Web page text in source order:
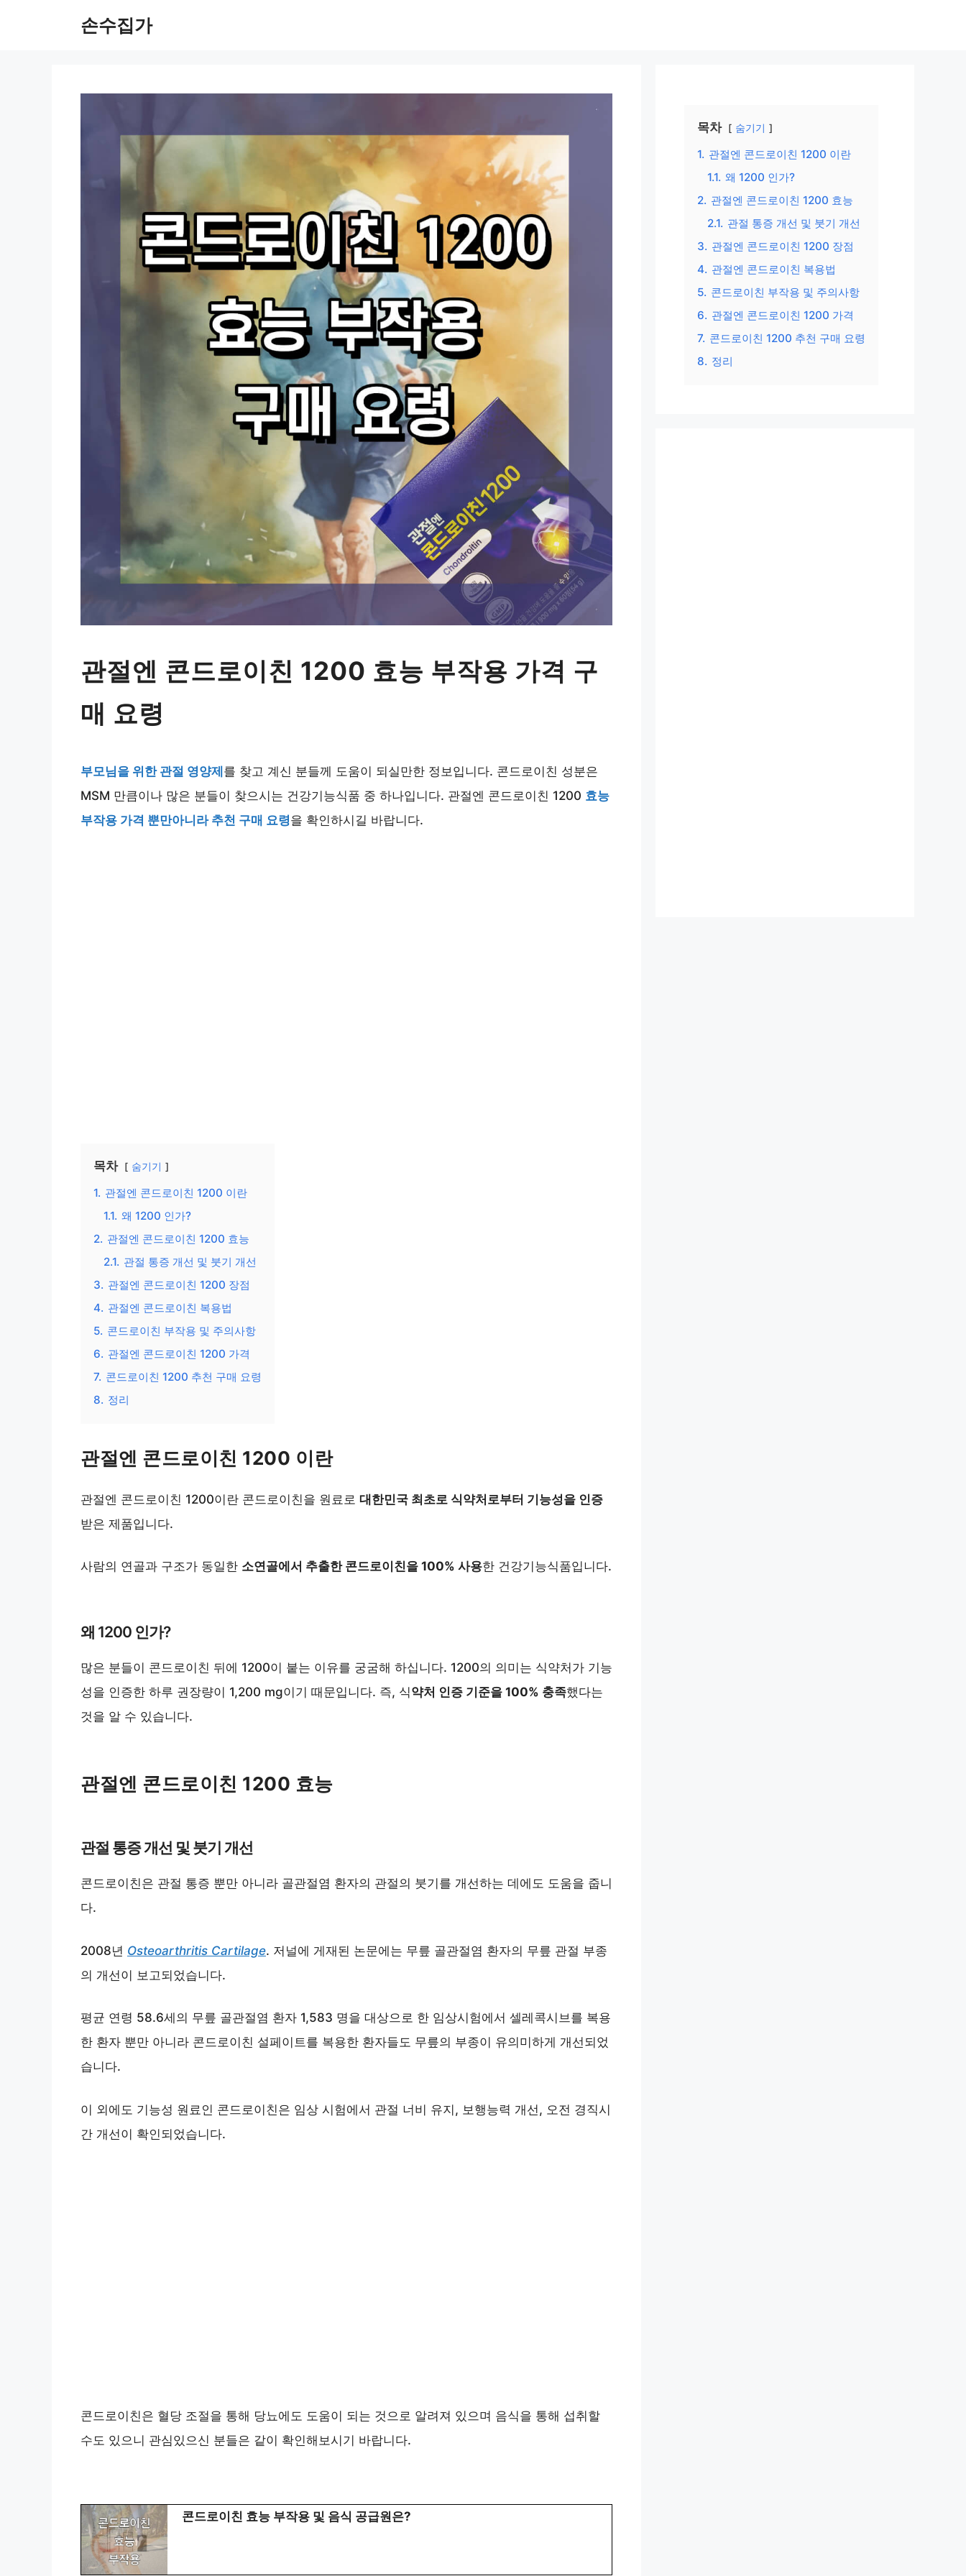
손수집가
관절엔 콘드로이친 1200 효능 부작용 가격 구
매 요령
부모님을 위한 관절 영양제 를 찾고 계신 분들께 도움이 되실만한 정보입니다. 콘드로이친 성분은
MSM 만큼이나 많은 분들이 찾으시는 건강기능식품 중 하나입니다. 관절엔 콘드로이친 1200 효능
부작용 가격 뿐만아니라 추천 구매 요령을 확인하시길 바랍니다.
목차 숨기기
1. 관절엔 콘드로이친 1200 이란
1.1. 왜 1200 인가?
2. 관절엔 콘드로이친 1200 효능
2.1. 관절 통증 개선 및 붓기 개선
3. 관절엔 콘드로이친 1200 장점
4. 관절엔 콘드로이친 복용법
5. 콘드로이친 부작용 및 주의사항
6. 관절엔 콘드로이친 1200 가격
7. 콘드로이친 1200 추천 구매 요령
8. 정리
관절엔 콘드로이친 1200 이란
관절엔 콘드로이친 1200이란 콘드로이친을 원료로 대한민국 최초로 식약처로부터 기능성을 인증
받은 제품입니다.
사람의 연골과 구조가 동일한 소연골에서 추출한 콘드로이친을 100% 사용한 건강기능식품입니다.
왜 1200 인가?
많은 분들이 콘드로이친 뒤에 1200이 붙는 이유를 궁굼해 하십니다. 1200의 의미는 식약처가 기능
성을 인증한 하루 권장량이 1,200 mg이기 때문입니다. 즉, 식약처 인증 기준을 100% 충족했다는
것을 알 수 있습니다.
관절엔 콘드로이친 1200 효능
관절 통증 개선 및 붓기 개선
콘드로이친은 관절 통증 뿐만 아니라 골관절염 환자의 관절의 붓기를 개선하는 데에도 도움을 줍니
다.
2008년 Osteoarthritis Cartilage. 저널에 게재된 논문에는 무릎 골관절염 환자의 무릎 관절 부종
의 개선이 보고되었습니다.
평균 연령 58.6세의 무릎 골관절염 환자 1,583 명을 대상으로 한 임상시험에서 셀레콕시브를 복용
한 환자 뿐만 아니라 콘드로이친 설페이트를 복용한 환자들도 무릎의 부종이 유의미하게 개선되었
습니다.
이 외에도 기능성 원료인 콘드로이친은 임상 시험에서 관절 너비 유지, 보행능력 개선, 오전 경직시
간 개선이 확인되었습니다.
콘드로이친은 혈당 조절을 통해 당뇨에도 도움이 되는 것으로 알려져 있으며 음식을 통해 섭취할
수도 있으니 관심있으신 분들은 같이 확인해보시기 바랍니다.
콘드로이친 효능 부작용 및 음식 공급원은?
목차 숨기기
1. 관절엔 콘드로이친 1200 이란
1.1. 왜 1200 인가?
2. 관절엔 콘드로이친 1200 효능
2.1. 관절 통증 개선 및 붓기 개선
3. 관절엔 콘드로이친 1200 장점
4. 관절엔 콘드로이친 복용법
5. 콘드로이친 부작용 및 주의사항
6. 관절엔 콘드로이친 1200 가격
7. 콘드로이친 1200 추천 구매 요령
8. 정리